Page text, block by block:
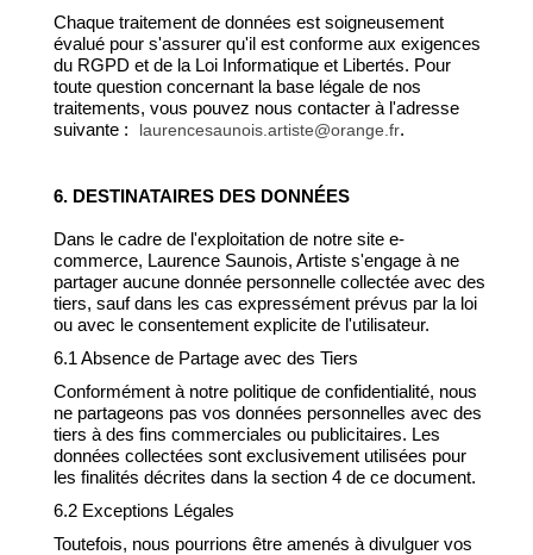
Chaque traitement de données est soigneusement
évalué pour s'assurer qu'il est conforme aux exigences
du RGPD et de la Loi Informatique et Libertés. Pour
toute question concernant la base légale de nos
traitements, vous pouvez nous contacter à l'adresse
suivante :
laurencesaunois.artiste@orange.fr.
6. DESTINATAIRES DES DONNÉES
Dans le cadre de l'exploitation de notre site e-
commerce, Laurence Saunois, Artiste s'engage à ne
partager aucune donnée personnelle collectée avec des
tiers, sauf dans les cas expressément prévus par la loi
ou avec le consentement explicite de l'utilisateur.
6.1 Absence de Partage avec des Tiers
Conformément à notre politique de confidentialité, nous
ne partageons pas vos données personnelles avec des
tiers à des fins commerciales ou publicitaires. Les
données collectées sont exclusivement utilisées pour
les finalités décrites dans la section 4 de ce document.
6.2 Exceptions Légales
Toutefois, nous pourrions être amenés à divulguer vos